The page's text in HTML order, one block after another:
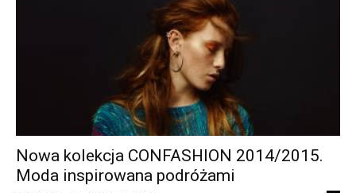
Nowa kolekcja CONFASHION 2014/2015.
Moda inspirowana podróżami